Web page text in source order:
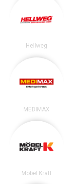
Hellweg
MEDIMAX
Möbel Kraft